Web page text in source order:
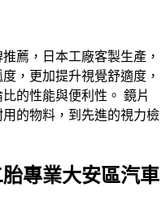
薦，日本工廠客製生產，
，更加提升視覺舒適度，
的性能與便利性。 鏡片
的物料，到先進的視力檢
專業大安區汽車